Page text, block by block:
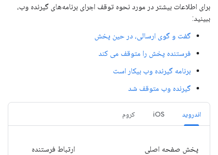
برای اطلاعات بیشتر در مورد نحوه توقف اجرای برنامه‌های گیرنده وب،
ببینید:
گفت و گوی ارسالی، در حین پخش
فرستنده پخش را متوقف می کند
برنامه گیرنده وب بیکار است
گیرنده وب متوقف شد
اندروید iOS کروم
ارتباط فرستنده
پخش صفحه اصلی